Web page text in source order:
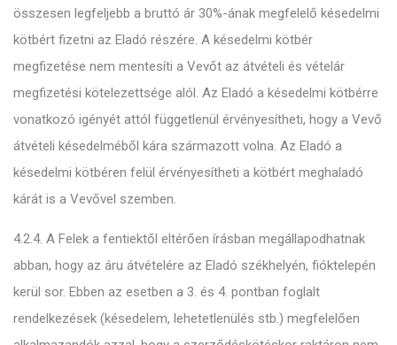
összesen legfeljebb a bruttó ár 30%-ának megfelelő késedelmi
kötbért fizetni az Eladó részére. A késedelmi kötbér
megfizetése nem mentesíti a Vevőt az átvételi és vételár
megfizetési kötelezettsége alól. Az Eladó a késedelmi kötbérre
vonatkozó igényét attól függetlenül érvényesítheti, hogy a Vevő
átvételi késedelméből kára származott volna. Az Eladó a
késedelmi kötbéren felül érvényesítheti a kötbért meghaladó
kárát is a Vevővel szemben.
4.2.4. A Felek a fentiektől eltérően írásban megállapodhatnak
abban, hogy az áru átvételére az Eladó székhelyén, fióktelepén
kerül sor. Ebben az esetben a 3. és 4. pontban foglalt
rendelkezések (késedelem, lehetetlenülés stb.) megfelelően